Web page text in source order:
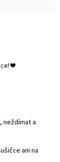
❤️
neždímat a
ani na